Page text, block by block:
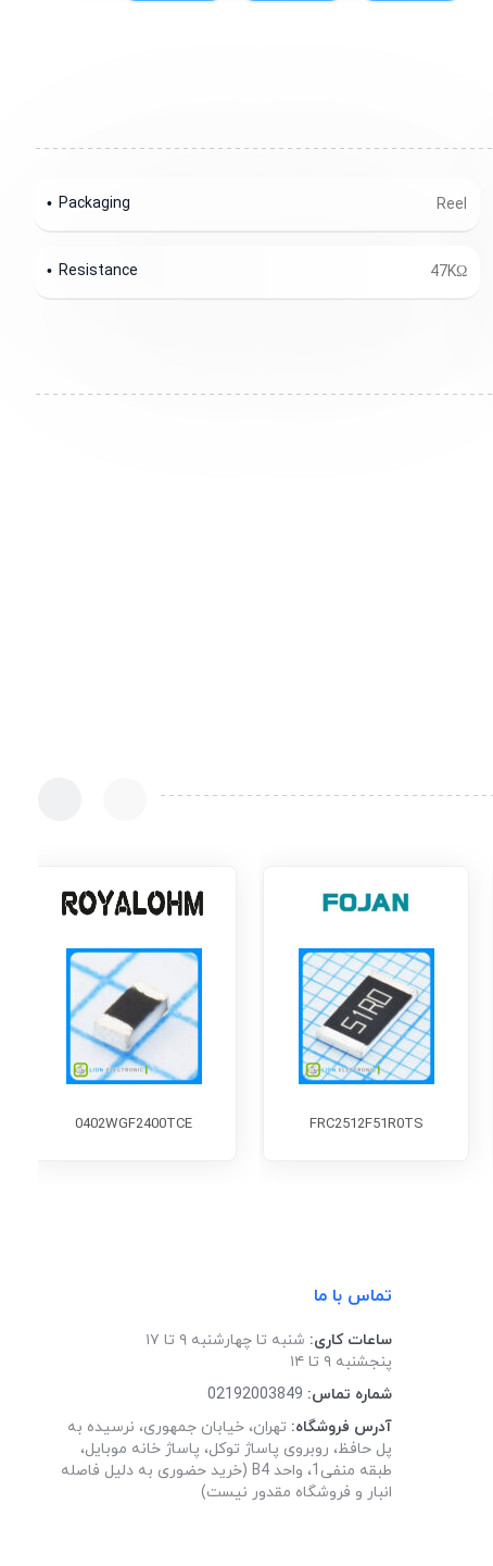
Reel
Packaging
47KΩ
Resistance
FRC2512F51R0TS
0402WGF2400TCE
تماس با ما
ساعات کاری: شنبه تا چهارشنبه ۹ تا ۱۷
پنجشنبه ۹ تا ۱۴
شماره تماس: 02192003849
آدرس فروشگاه: تهران، خیابان جمهوری، نرسیده به
پل حافظ، روبروی پاساژ توکل، پاساژ خانه موبایل،
طبقه منفی1، واحد B4 (خرید حضوری به دلیل فاصله
انبار و فروشگاه مقدور نیست)